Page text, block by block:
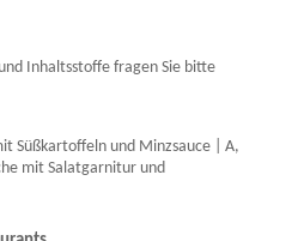
Inhaltsstoffe fragen Sie bitte
Süßkartoffeln und Minzsauce | A,
mit Salatgarnitur und